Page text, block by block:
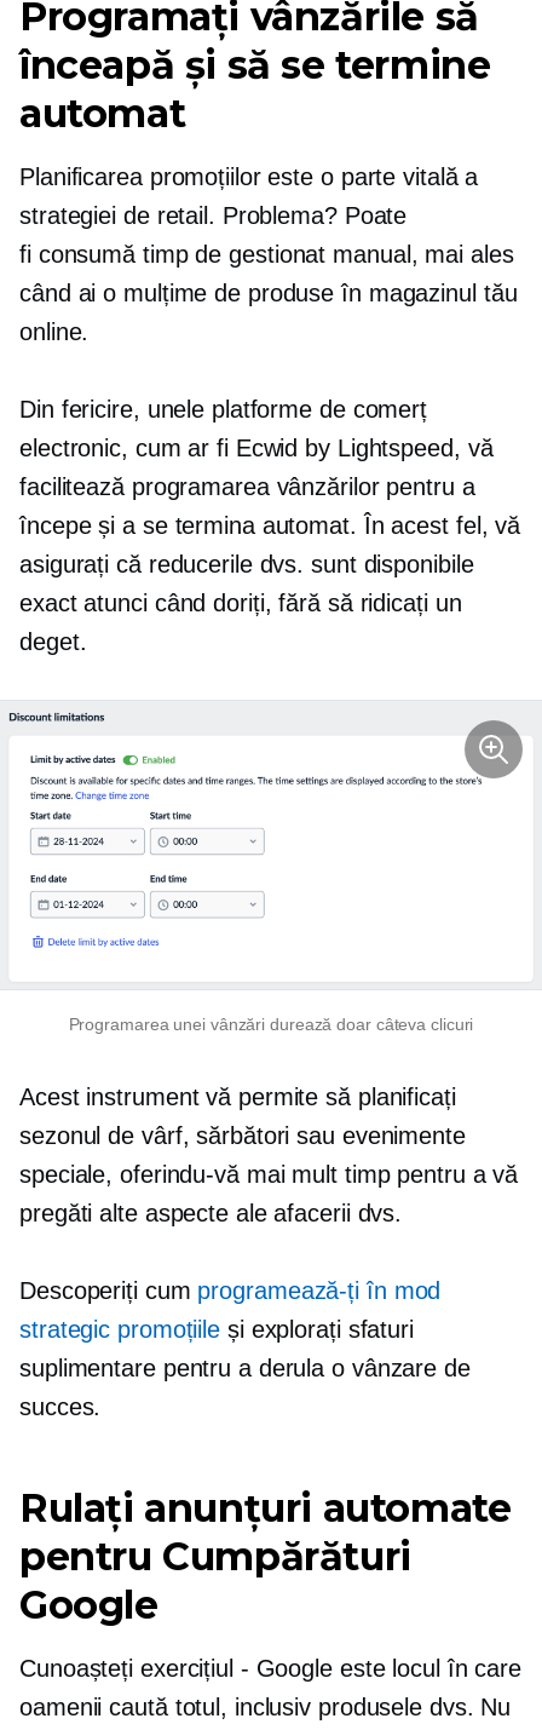
Programați vânzările să
înceapă și să se termine
automat
Planificarea promoțiilor este o parte vitală a
strategiei de retail. Problema? Poate
fi consumă timpde gestionat manual, mai ales
când ai o mulțime de produse în magazinul tău
online.
Din fericire, unele platforme de comerț
electronic, cum ar fi Ecwid by Lightspeed, vă
facilitează programarea vânzărilor pentru a
începe și a se termina automat. În acest fel, vă
asigurați că reducerile dvs. sunt disponibile
exact atunci când doriți, fără să ridicați un
deget.
Programarea unei vânzări durează doar câteva clicuri
Acest instrument vă permite să planificați
sezonul de vârf, sărbători sau evenimente
speciale, oferindu-vă mai mult timp pentru a vă
pregăti alte aspecte ale afacerii dvs.
Descoperiți cum programează-ți în mod
strategic promoțiile și explorați sfaturi
suplimentare pentru a derula o vânzare de
succes.
Rulați anunțuri automate
pentru Cumpărături
Google
Cunoașteți exercițiul - Google este locul în care
oamenii caută totul, inclusiv produsele dvs. Nu